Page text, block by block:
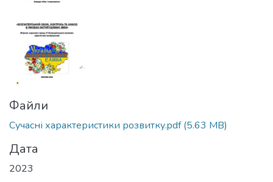
Файли
Сучасні характеристики розвитку.pdf(5.63 MB)
Дата
2023